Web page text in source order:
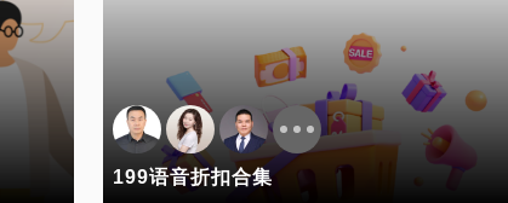
199语音折扣合集